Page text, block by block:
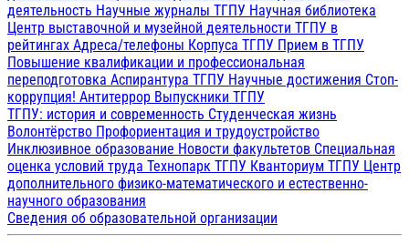
деятельность Научные журналы ТГПУ Научная библиотека
Центр выставочной и музейной деятельности ТГПУ в
рейтингах Адреса/телефоны Корпуса ТГПУ Прием в ТГПУ
Повышение квалификации и профессиональная
переподготовка Аспирантура ТГПУ Научные достижения Стоп-
коррупция! Антитеррор Выпускники ТГПУ
ТГПУ: история и современность Студенческая жизнь
Волонтёрство Профориентация и трудоустройство
Инклюзивное образование Новости факультетов Специальная
оценка условий труда Технопарк ТГПУ Кванториум ТГПУ Центр
дополнительного физико-математического и естественно-
научного образования
Сведения об образовательной организации